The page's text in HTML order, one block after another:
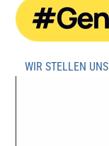
WIR STELLEN